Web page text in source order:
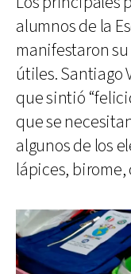
alumnos de la
manifestaron
útiles. Santiago
que sintió
que se
algunos de los
lápices, birome,